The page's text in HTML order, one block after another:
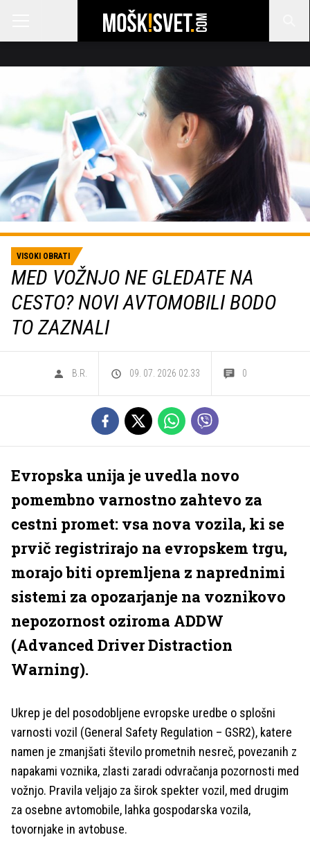
VISOKI OBRATI
MED VOŽNJO NE GLEDATE NA
CESTO? NOVI AVTOMOBILI BODO
TO ZAZNALI
B.R. 09. 07. 2026 02.33 0
Evropska unija je uvedla novo
pomembno varnostno zahtevo za
cestni promet: vsa nova vozila, ki se
prvič registrirajo na evropskem trgu,
morajo biti opremljena z naprednimi
sistemi za opozarjanje na voznikovo
nepozornost oziroma ADDW
(Advanced Driver Distraction
Warning).
Ukrep je del posodobljene evropske uredbe o splošni
varnosti vozil (General Safety Regulation – GSR2), katere
namen je zmanjšati število prometnih nesreč, povezanih z
napakami voznika, zlasti zaradi odvračanja pozornosti med
vožnjo. Pravila veljajo za širok spekter vozil, med drugim
za osebne avtomobile, lahka gospodarska vozila,
tovornjake in avtobuse.